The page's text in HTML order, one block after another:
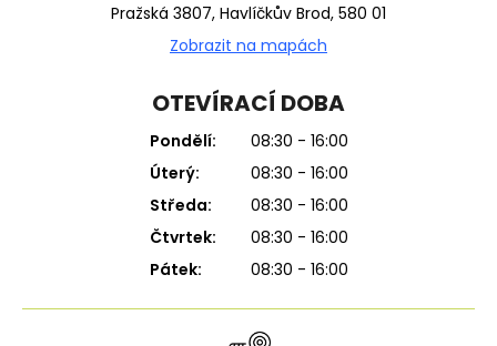
Pražská 3807, Havlíčkův Brod, 580 01
Zobrazit na mapách
OTEVÍRACÍ DOBA
Pondělí:
08:30 - 16:00
Úterý:
08:30 - 16:00
Středa:
08:30 - 16:00
Čtvrtek:
08:30 - 16:00
Pátek:
08:30 - 16:00